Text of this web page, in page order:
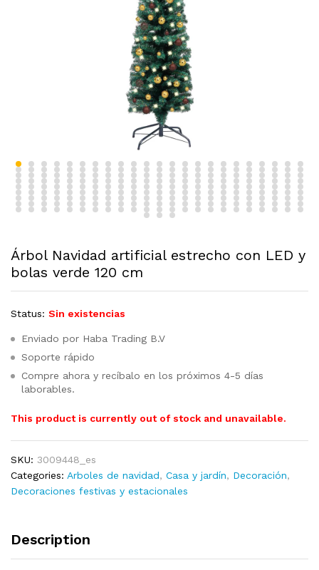
Árbol Navidad artificial estrecho con LED y
bolas verde 120 cm
Status: Sin existencias
Enviado por Haba Trading B.V
Soporte rápido
Compre ahora y recíbalo en los próximos 4-5 días
laborables.
This product is currently out of stock and unavailable.
SKU: 3009448_es
Categories: Arboles de navidad, Casa y jardín, Decoración,
Decoraciones festivas y estacionales
Description